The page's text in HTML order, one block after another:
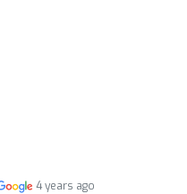
4 years ago